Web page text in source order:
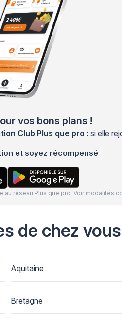
vos bons plans !
Club Plus que pro : si elle
et soyez récompensé
réseau Plus que pro. Voir modalités
de chez vous
Aquitaine
Bretagne